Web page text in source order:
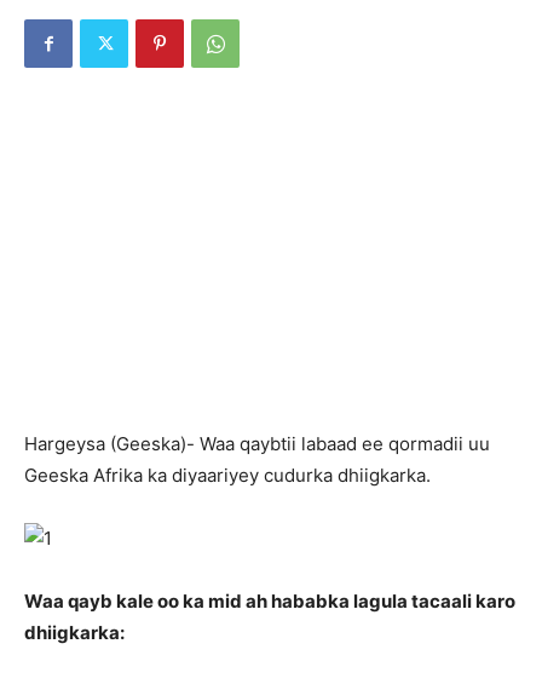
Hargeysa (Geeska)- Waa qaybtii labaad ee qormadii uu
Geeska Afrika ka diyaariyey cudurka dhiigkarka.
Waa qayb kale oo ka mid ah hababka lagula tacaali karo
dhiigkarka: